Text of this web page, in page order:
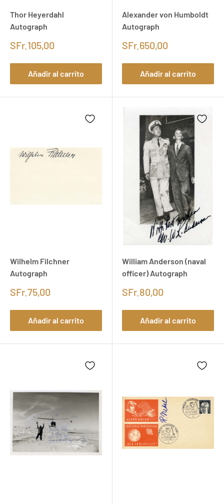
Thor Heyerdahl
Autograph
SFr.105,00
Añadir al carrito
Alexander von Humboldt
Autograph
SFr.650,00
Añadir al carrito
Wilhelm Filchner
Autograph
SFr.75,00
Añadir al carrito
William Anderson (naval
officer) Autograph
SFr.80,00
Añadir al carrito